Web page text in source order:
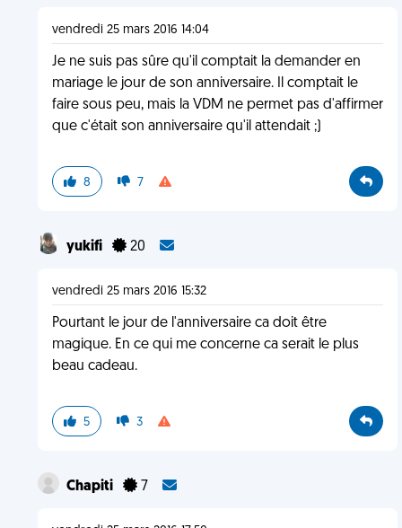
vendredi 25 mars 2016 14:04
Je ne suis pas sûre qu'il comptait la demander en
mariage le jour de son anniversaire. Il comptait le
faire sous peu, mais la VDM ne permet pas d'affirmer
que c'était son anniversaire qu'il attendait ;)
8 7
yukifi 20
vendredi 25 mars 2016 15:32
Pourtant le jour de l'anniversaire ca doit être
magique. En ce qui me concerne ca serait le plus
beau cadeau.
5 3
Chapiti 7